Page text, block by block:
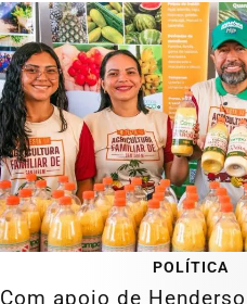
POLÍTICA
Com apoio de